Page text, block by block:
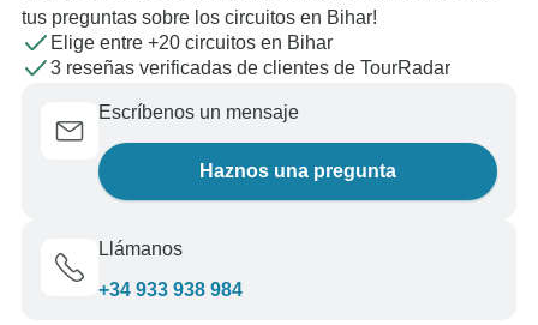
tus preguntas sobre los circuitos en Bihar!
Elige entre +20 circuitos en Bihar
3 reseñas verificadas de clientes de TourRadar
Escríbenos un mensaje
Haznos una pregunta
Llámanos
+34 933 938 984